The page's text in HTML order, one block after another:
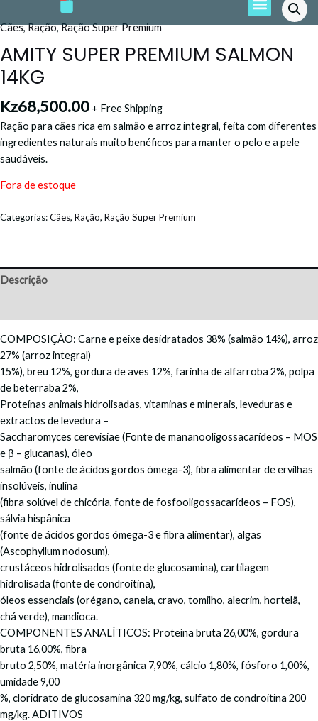
para
conteúdo
o
o
g
r
m
k
b
a
Cães,Ração,Ração Super Premium
AMITY SUPER PREMIUM SALMON
14KG
Kz68,500.00 + Free Shipping
Ração para cães rica em salmão e arroz integral, feita com diferentes
ingredientes naturais muito benéficos para manter o pelo e a pele
saudáveis.
Fora de estoque
Categorias:Cães, Ração, Ração Super Premium
Descrição
COMPOSIÇÃO: Carne e peixe desidratados 38% (salmão 14%), arroz
27% (arroz integral)
15%), breu 12%, gordura de aves 12%, farinha de alfarroba 2%, polpa
de beterraba 2%,
Proteínas animais hidrolisadas, vitaminas e minerais, leveduras e
extractos de levedura –
Saccharomyces cerevisiae (Fonte de mananooligossacarídeos – MOS
e β – glucanas), óleo
salmão (fonte de ácidos gordos ómega-3), fibra alimentar de ervilhas
insolúveis, inulina
(fibra solúvel de chicória, fonte de fosfooligossacarídeos – FOS),
sálvia hispânica
(fonte de ácidos gordos ómega-3 e fibra alimentar), algas
(Ascophyllum nodosum),
crustáceos hidrolisados (fonte de glucosamina), cartilagem
hidrolisada (fonte de condroitina),
óleos essenciais (orégano, canela, cravo, tomilho, alecrim, hortelã,
chá verde), mandioca.
COMPONENTES ANALÍTICOS: Proteína bruta 26,00%, gordura
bruta 16,00%, fibra
bruto 2,50%, matéria inorgânica 7,90%, cálcio 1,80%, fósforo 1,00%,
umidade 9,00
%, cloridrato de glucosamina 320 mg/kg, sulfato de condroitina 200
mg/kg. ADITIVOS